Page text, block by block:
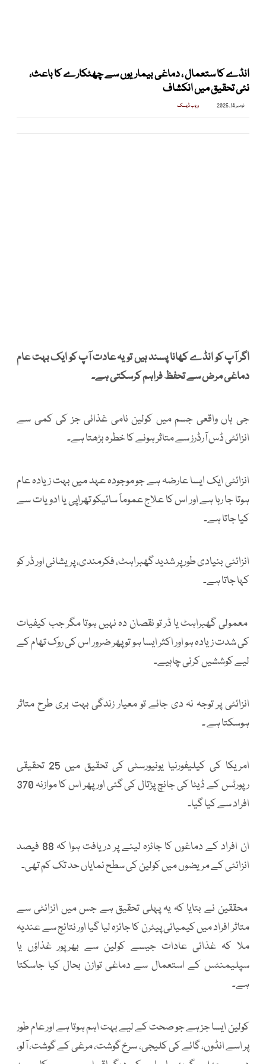
انڈے کا ستعمال ، دماغی بیماریوں سے چھٹکارے کا باعث،
نئی تحقیق میں انکشاف
نومبر 14, 2025 ویب ڈیسک
اگر آپ کو انڈے کھانا پسند ہیں تو یہ عادت آپ کو ایک بہت عام
دماغی مرض سے تحفظ فراہم کرسکتی ہے۔
جی ہاں واقعی جسم میں کولین نامی غذائی جز کی کمی سے
انزائٹی ڈس آرڈرز سے متاثر ہونے کا خطرہ بڑھتا ہے۔
انزائٹی ایک ایسا عارضہ ہے جو موجودہ عہد میں بہت زیادہ عام
ہوتا جا رہا ہے اور اس کا علاج عموماً سائیکو تھراپی یا ادویات سے
کیا جاتا ہے۔
انزائٹی بنیادی طور پر شدید گھبراہٹ، فکرمندی، پریشانی اور ڈر کو
کہا جاتا ہے۔
معمولی گھبراہٹ یا ڈر تو نقصان دہ نہیں ہوتا مگر جب کیفیات
کی شدت زیادہ ہو اور اکثر ایسا ہو تو پھر ضرور اس کی روک تھام کے
لیے کوششیں کرنی چاہیے۔
انزائٹی پر توجہ نہ دی جائے تو معیار زندگی بہت بری طرح متاثر
ہوسکتا ہے ۔
امریکا کی کیلیفورنیا یونیورسٹی کی تحقیق میں 25 تحقیقی
رپورٹس کے ڈیٹا کی جانچ پڑتال کی گئی اور پھر اس کا موازنہ 370
افراد سے کیا گیا۔
ان افراد کے دماغوں کا جائزہ لینے پر دریافت ہوا کہ 88 فیصد
انزائٹی کے مریضوں میں کولین کی سطح نمایاں حد تک کم تھی۔
محققین نے بتایا کہ یہ پہلی تحقیق ہے جس میں انزائٹی سے
متاثر افراد میں کیمیائی پیٹرن کا جائزہ لیا گیا اور نتائج سے عندیہ
ملا کہ غذائی عادات جیسے کولین سے بھرپور غذاؤں یا
سپلیمنٹس کے استعمال سے دماغی توازن بحال کیا جاسکتا
ہے۔
کولین ایسا جز ہے جو صحت کے لیے بہت اہم ہوتا ہے اور عام طور
پر اسے انڈوں، گائے کی کلیجی، سرخ گوشت، مرغی کے گوشت، آلو،